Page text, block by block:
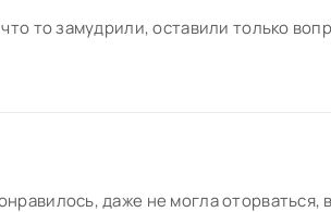
то замудрили, оставили только
даже не могла оторваться,